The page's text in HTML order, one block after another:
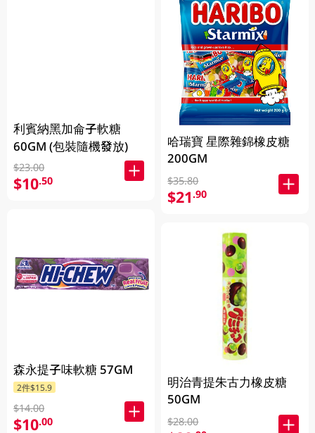
利賓納黑加侖子軟糖
60GM (包裝隨機發放)
$23.00
$10.50
森永提子味軟糖 57GM
2件$15.9
$14.00
$10.00
哈瑞寶 星際雜錦橡皮糖
200GM
$35.80
$21.90
明治青提朱古力橡皮糖
50GM
$28.00